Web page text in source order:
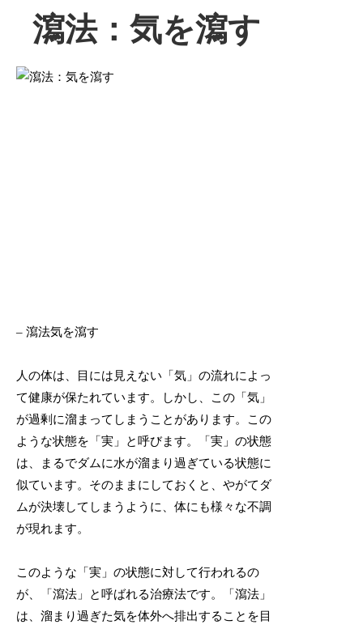
瀉法：気を瀉す
– 瀉法気を瀉す
人の体は、目には見えない「気」の流れによっ
て健康が保たれています。しかし、この「気」
が過剰に溜まってしまうことがあります。この
ような状態を「実」と呼びます。「実」の状態
は、まるでダムに水が溜まり過ぎている状態に
似ています。そのままにしておくと、やがてダ
ムが決壊してしまうように、体にも様々な不調
が現れます。
このような「実」の状態に対して行われるの
が、「瀉法」と呼ばれる治療法です。「瀉法」
は、溜まり過ぎた気を体外へ排出することを目